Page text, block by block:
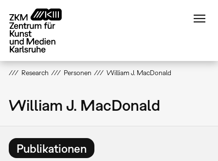
zum
Inhalt
Research Personen William J. MacDonald
William J. MacDonald
Publikationen